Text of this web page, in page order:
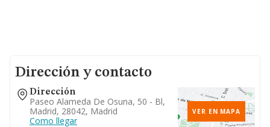
Dirección y contacto
Dirección
Paseo Alameda De Osuna, 50 - Bl,
Madrid, 28042, Madrid
Como llegar
VER EN MAPA